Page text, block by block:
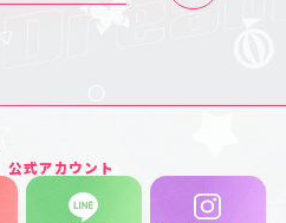
公式アカウント